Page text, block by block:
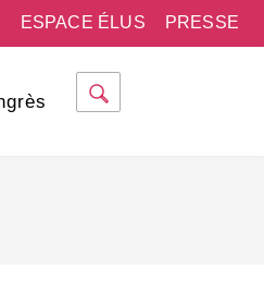
PRESSE
ESPACE ÉLUS